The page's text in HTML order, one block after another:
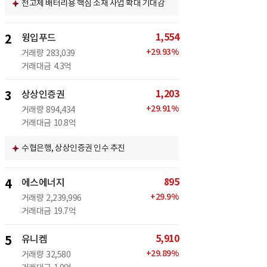
전고체 배터리용 핵심 소재 사업 확대 기대감
2 윙입푸드
거래량 283,039
거래대금 4.3억
1,554
+29.93%
3 상상인증권
거래량 894,434
거래대금 10.8억
1,203
+29.91%
수협은행, 상상인증권 인수 추진
4 에스에너지
거래량 2,239,996
거래대금 19.7억
895
+29.9%
5 유니켐
거래량 32,580
5,910
+29.89%